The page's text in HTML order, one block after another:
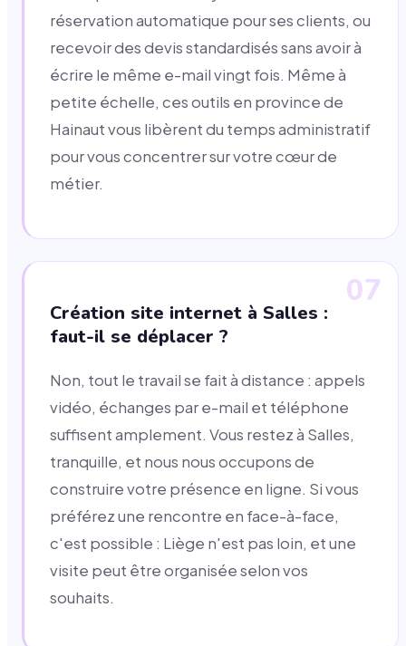
réservation automatique pour ses clients, ou
recevoir des devis standardisés sans avoir à
écrire le même e-mail vingt fois. Même à
petite échelle, ces outils en province de
Hainaut vous libèrent du temps administratif
pour vous concentrer sur votre cœur de
métier.
07
Création site internet à Salles :
faut-il se déplacer ?
Non, tout le travail se fait à distance : appels
vidéo, échanges par e-mail et téléphone
suffisent amplement. Vous restez à Salles,
tranquille, et nous nous occupons de
construire votre présence en ligne. Si vous
préférez une rencontre en face-à-face,
c'est possible : Liège n'est pas loin, et une
visite peut être organisée selon vos
souhaits.